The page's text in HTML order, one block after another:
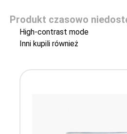
Produkt czasowo
High-contrast mode
Inni kupili również